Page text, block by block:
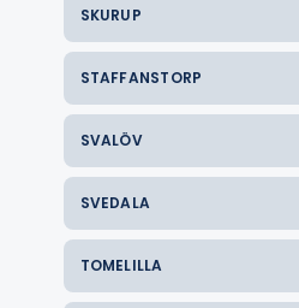
SKURUP
STAFFANSTORP
SVALÖV
SVEDALA
TOMELILLA